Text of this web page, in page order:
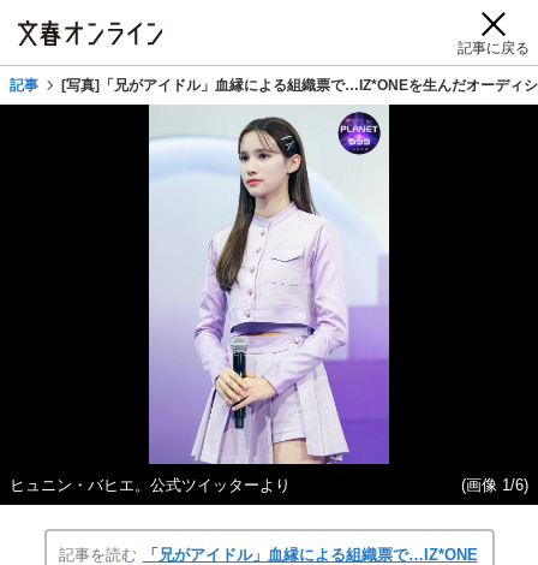
記事に戻る
記事 [写真]「兄がアイドル」血縁による組織票で…IZ*ONEを生んだオーディ
ヒュニン・バヒエ。公式ツイッターより (画像 1/6)
記事を読む
「兄がアイドル」血縁による組織票で…IZ*ONE